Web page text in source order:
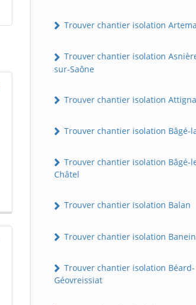
Trouver chantier isolation
Trouver chantier isolation
sur-Saône
Trouver chantier isolation
Trouver chantier isolation Bâgé-
Trouver chantier isolation Bâgé-
Châtel
Trouver chantier isolation Balan
Trouver chantier isolation
Trouver chantier isolation Béard-
Géovreissiat